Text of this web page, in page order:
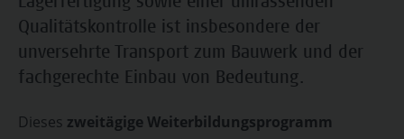
Lagerfertigung sowie einer umfassenden
Qualitätskontrolle ist insbesondere der
unversehrte Transport zum Bauwerk und der
fachgerechte Einbau von Bedeutung.
Dieses zweitägige Weiterbildungsprogramm